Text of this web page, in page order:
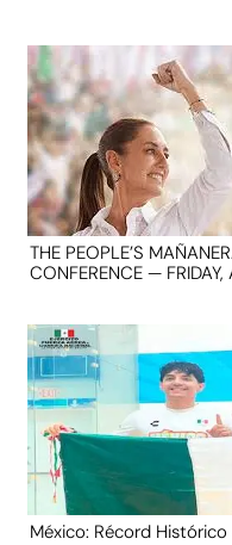
THE PEOPLE’S
CONFERENCE —
México: Récord